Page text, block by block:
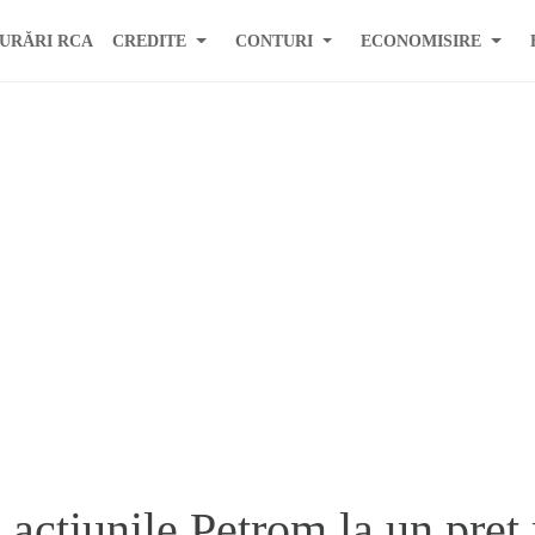
RCA CREDITE CONTURI ECONOMISIRE